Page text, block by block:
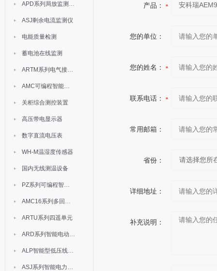
APD系列局放监测装置
ASJ剩余电流监测仪
电能质量检测
蓄电池在线监测
ARTM系列电气接点测温装置
AMC可编程智能电测表
关柜综合测控装置
高压带电显示器
数字直流电压表
WH-M温湿度传感器
国内无线测温设备
PZ系列可编程智能表
AMC16系列多回路监控装置
ARTU系列四遥单元
ARD系列智能电动机保护器
ALP智能型低压线路保护装置
ASJ系列智能电力继电器
产品：
您的单位：
您的姓名：
联系电话：
常用邮箱：
省份：
详细地址：
补充说明：